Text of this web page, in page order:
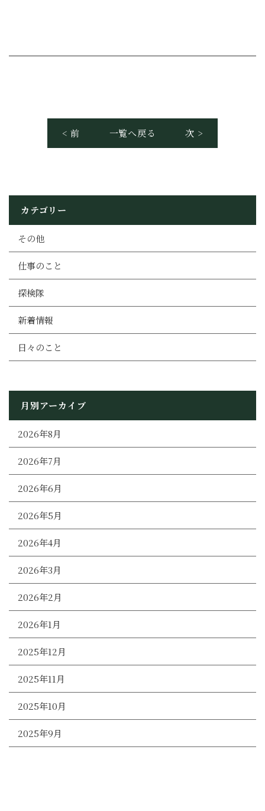
< 前 一覧へ戻る 次 >
カテゴリー
その他
仕事のこと
探検隊
新着情報
日々のこと
月別アーカイブ
2026年8月
2026年7月
2026年6月
2026年5月
2026年4月
2026年3月
2026年2月
2026年1月
2025年12月
2025年11月
2025年10月
2025年9月